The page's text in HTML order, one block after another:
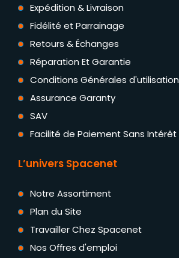
Expédition & Livraison
Fidélité et Parrainage
Retours & Échanges
Réparation Et Garantie
Conditions Générales d'utilisation
Assurance Garanty
SAV
Facilité de Paiement Sans Intérêt
L’univers Spacenet
Notre Assortiment
Plan du Site
Travailler Chez Spacenet
Nos Offres d'emploi